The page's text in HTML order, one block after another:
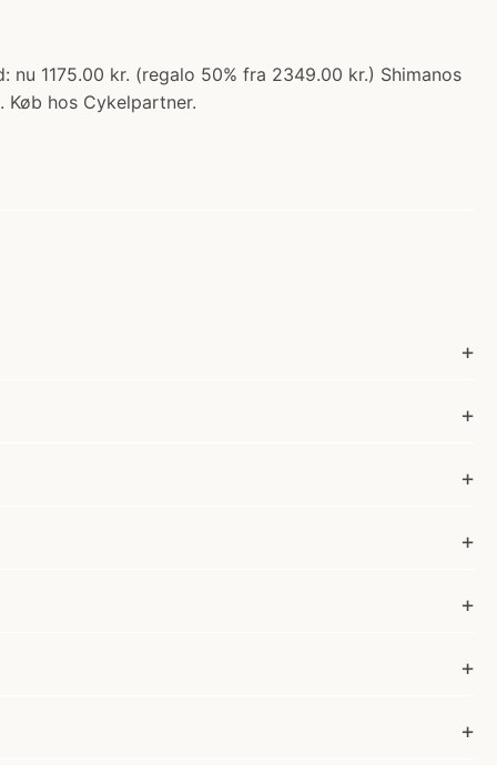
nu 1175.00 kr. (regalo 50% fra 2349.00 kr.) Shimanos
hos Cykelpartner.